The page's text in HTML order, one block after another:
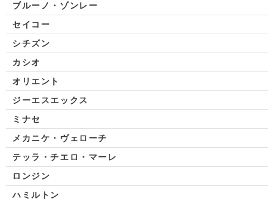
ブルーノ・ゾンレー
セイコー
シチズン
カシオ
オリエント
ジーエスエックス
ミナセ
メカニケ・ヴェローチ
テッラ・チエロ・マーレ
ロンジン
ハミルトン